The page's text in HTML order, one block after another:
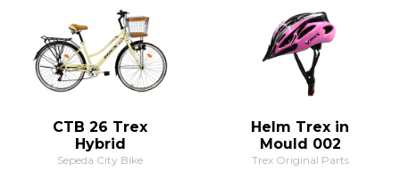
CTB 26 Trex
Hybrid
Sepeda City Bike
Helm Trex in
Mould 002
Trex Original Parts